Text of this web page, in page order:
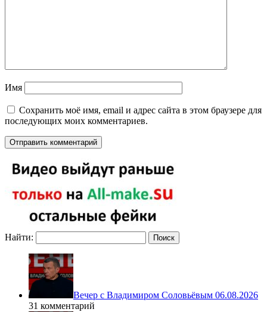
Имя
Сохранить моё имя, email и адрес сайта в этом браузере для
последующих моих комментариев.
Найти:
Вечер с Владимиром Соловьёвым 06.08.2026
31 комментарий